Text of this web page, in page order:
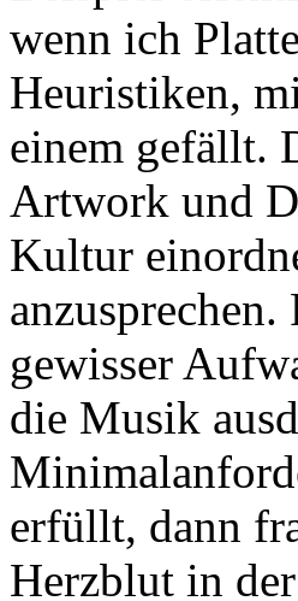
wenn ich
Heuristiken,
einem gefällt.
Artwork und
Kultur
gewisser
die Musik
erfüllt, dann
Herzblut in